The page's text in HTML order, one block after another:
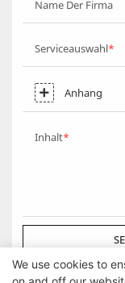
Name Der Firma
Serviceauswahl
Anhang
Inhalt
We use cookies to